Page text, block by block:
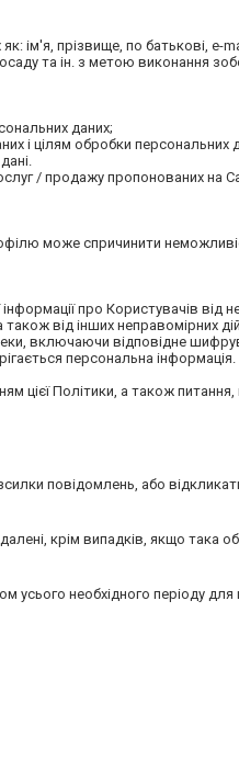
ім'я, прізвище, по батькові, e-
та ін. з метою виконання
даних;
і цілям обробки персональних
/ продажу пропонованих на
може спричинити
інформації про Користувачів від
від інших неправомірних
включаючи відповідне
персональна інформація.
цієї Політики, а також питання,
повідомлень, або
крім випадків, якщо така
усього необхідного періоду